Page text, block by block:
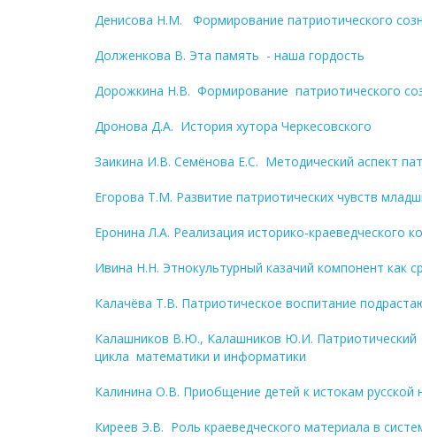
Денисова Н.М. Формирование патриотического
Долженкова В. Эта память - наша гордость
Дорожкина Н.В. Формирование патриотического
Дронова Д.А. История хутора Черкесовского
Заикина И.В. Семёнова Е.С. Методический аспект
Егорова Т.М. Развитие патриотических чувств
Еронина Л.А. Реализация историко-краеведческого
Ивина Н.Н. Этнокультурный казачий компонент как
Калачёва Т.В. Патриотическое воспитание
Калашников В.Ю., Калашников Ю.И. Патриотический
цикла математики и информатики
Калинина О.В. Приобщение детей к истокам русской
Киреев Э.В. Роль краеведческого материала в